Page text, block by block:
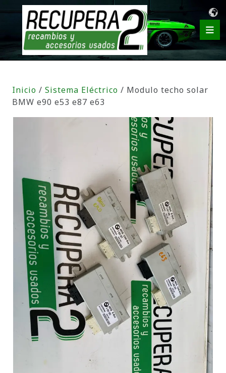
Inicio / Sistema Eléctrico / Modulo techo solar
BMW e90 e53 e87 e63